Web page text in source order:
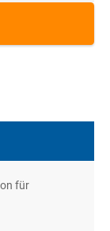
für